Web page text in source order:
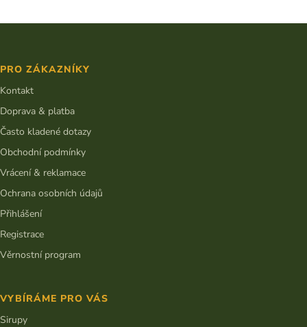
a
t
í
PRO ZÁKAZNÍKY
Kontakt
Doprava & platba
Často kladené dotazy
Obchodní podmínky
Vrácení & reklamace
Ochrana osobních údajů
Přihlášení
Registrace
Věrnostní program
VYBÍRÁME PRO VÁS
Sirupy